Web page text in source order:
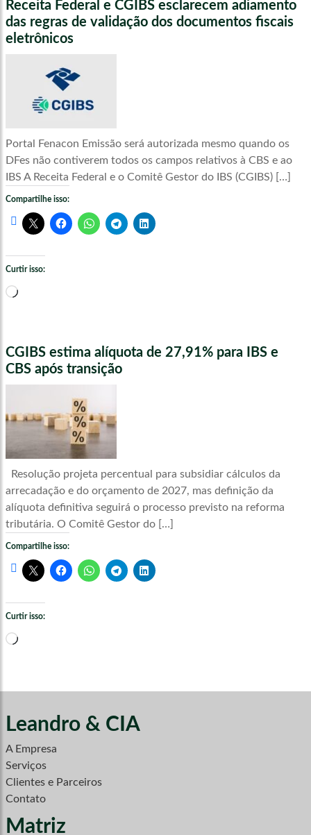
Receita Federal e CGIBS esclarecem adiamento
das regras de validação dos documentos fiscais
eletrônicos
Portal Fenacon Emissão será autorizada mesmo quando os
DFes não contiverem todos os campos relativos à CBS e ao
IBS A Receita Federal e o Comitê Gestor do IBS (CGIBS) […]
Compartilhe isso:
Curtir isso:
Carregando...
CGIBS estima alíquota de 27,91% para IBS e
CBS após transição
Resolução projeta percentual para subsidiar cálculos da
arrecadação e do orçamento de 2027, mas definição da
alíquota definitiva seguirá o processo previsto na reforma
tributária. O Comitê Gestor do […]
Compartilhe isso:
Curtir isso:
Carregando...
Leandro & CIA
A Empresa
Serviços
Clientes e Parceiros
Contato
Matriz